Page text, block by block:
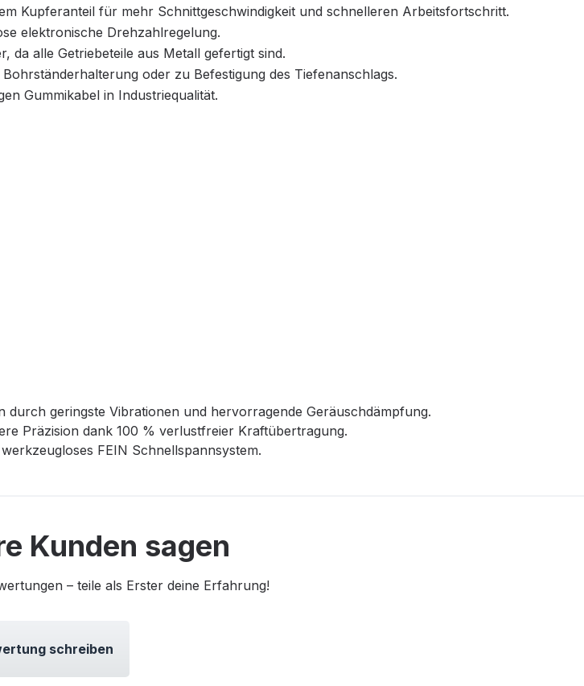
Kupferanteil für mehr Schnittgeschwindigkeit und schnelleren Arbeitsfortschritt.
elektronische Drehzahlregelung.
da alle Getriebeteile aus Metall gefertigt sind.
oder zu Befestigung des Tiefenanschlags.
Gummikabel in Industriequalität.
durch geringste Vibrationen und hervorragende Geräuschdämpfung.
Präzision dank 100 % verlustfreier Kraftübertragung.
FEIN Schnellspannsystem.
Kunden sagen
– teile als Erster deine Erfahrung!
schreiben